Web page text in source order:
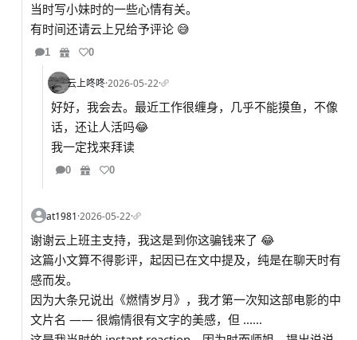
当时写小妹时的一些心情有关。
有时间还请云上兄给予评论 😅
1 0
云上咚咚·2026-05-22·
好好，我会去。最近工作很缠身，几乎不能摸鱼，不像
话，还让人活吗😂
我一定找来拜读
0 0
at1981·2026-05-22·
谢谢云上班主支持，我这是到你这骗钱来了 😂
这篇小文算不得影评，起因已在文中提及，纯是在聊天时有
感而发。
因为大条兄说出《燃情岁月》，我才第一次知这部电影的中
文片名 —— 很煽情很有文字的美感，但 ......